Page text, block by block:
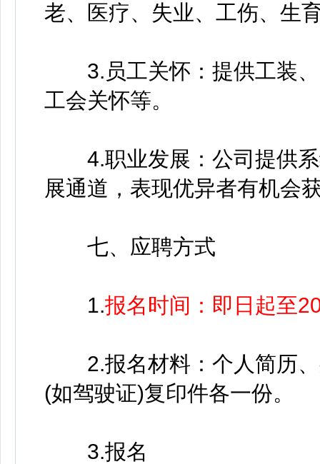
老、医疗、失业、工伤、生
3.员工关怀：提供工装、
工会关怀等。
4.职业发展：公司提供系
展通道，表现优异者有机会
七、应聘方式
1.报名时间：即日起至
2.报名材料：个人简历、
(如驾驶证)复印件各一份。
3.报名